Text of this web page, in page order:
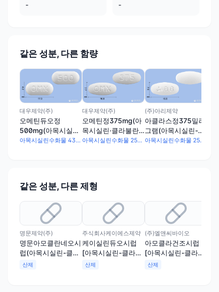
- -
같은 성분, 다른 함량
대우제약(주)
오메틴듀오정
500mg(아목시실린·
클라불란산칼륨
아목시실린수화물 437.5mg · 묽은클라불란산칼륨 107.76mg
대우제약(주)
오메틴정375mg(아
목시실린·클라불란
산칼륨(2:1))
아목시실린수화물 250mg · 묽은클라불란산칼륨 215.52mg
(주)아리제약
아클라스정375밀리
그램(아목시실린-클
라불란산칼륨(2:1))아목시실린수화물 250mg · 묽은클라불란산칼륨 212.73mg
같은 성분, 다른 제형
명문제약(주)
명문아모클란네오시
럽(아목시실린-클라
불란산칼륨14:1)
산제
주식회사케이에스제약
케이실린듀오시럽
[아목시실린-클라불
란산칼륨(7:1)]
산제
(주)엘앤씨바이오
아모클라건조시럽
[아목시실린-클라불
란산칼륨(7:1)]
산제